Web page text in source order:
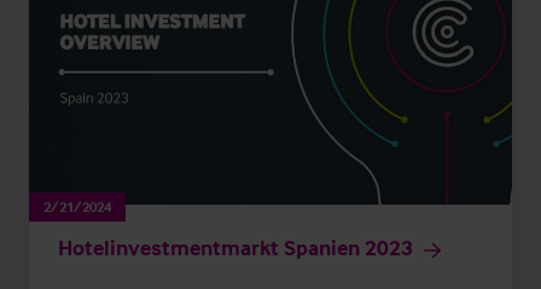
2/21/2024
Hotelinvestmentmarkt Spanien 2023